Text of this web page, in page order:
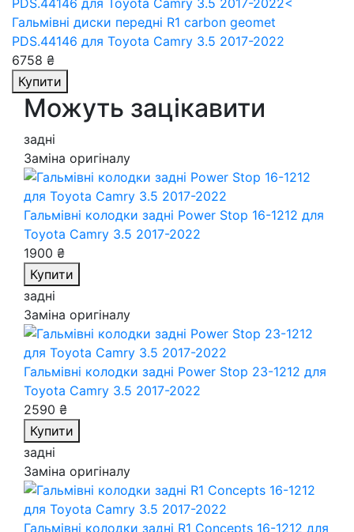
Гальмівні диски передні R1 carbon geomet
PDS.44146 для Toyota Camry 3.5 2017-2022
6758 ₴
Купити
Можуть зацікавити
задні
Заміна оригіналу
Гальмівні колодки задні Power Stop 16-1212 для
Toyota Camry 3.5 2017-2022
1900 ₴
Купити
задні
Заміна оригіналу
Гальмівні колодки задні Power Stop 23-1212 для
Toyota Camry 3.5 2017-2022
2590 ₴
Купити
задні
Заміна оригіналу
Гальмівні колодки задні R1 Concepts 16-1212 для